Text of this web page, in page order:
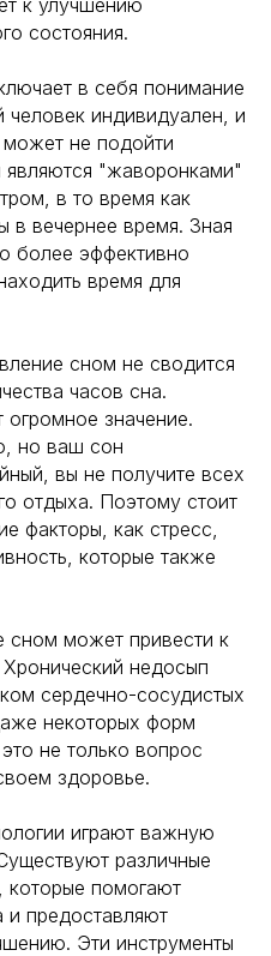
к улучшению
состояния.
в себя понимание
индивидуален, и
не подойти
"жаворонками"
в то время как
в вечернее время. Зная
более эффективно
время для
сном не сводится
часов сна.
значение.
но ваш сон
вы не получите всех
отдыха. Поэтому стоит
факторы, как стресс,
которые также
сном может привести к
недосып
сердечно-сосудистых
некоторых форм
не только вопрос
здоровье.
играют важную
различные
которые помогают
и предоставляют
Эти инструменты
здоровье
информация